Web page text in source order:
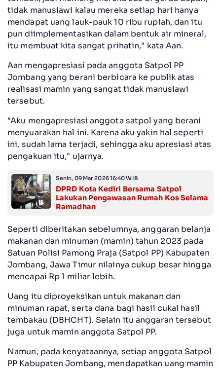
tidak manusiawi kalau mereka setiap hari hanya
mendapat uang lauk-pauk 10 ribu rupiah, dan itu
pun diimplementasikan dalam bentuk air mineral,
itu membuat kita sangat prihatin," kata Aan.
Aan mengapresiasi pada anggota Satpol PP
Jombang yang berani berbicara ke publik atas
realisasi mamin yang sangat tidak manusiawi
tersebut.
"Aku mengapresiasi anggota satpol yang berani
menyuarakan hal ini. Karena aku yakin hal seperti
ini, sudah lama terjadi, sehingga aku apresiasi atas
pengakuan itu," ujarnya.
Senin, 09 Mar 2026 16:40 WIB
DPRD Kota Kediri Bersama Satpol
Lakukan Pengawasan Rumah Kos Selama
Ramadhan
Seperti diberitakan sebelumnya, anggaran belanja
makanan dan minuman (mamin) tahun 2023 pada
Satuan Polisi Pamong Praja (Satpol PP) Kabupaten
Jombang, Jawa Timur nilainya cukup besar hingga
mencapai Rp 1 miliar lebih.
Uang itu diproyeksikan untuk makanan dan
minuman rapat, serta dana bagi hasil cukai hasil
tembakau (DBHCHT). Selain itu anggaran tersebut
juga untuk mamin anggota Satpol PP.
Namun, pada kenyataannya, setiap anggota Satpol
PP Kabupaten Jombang, mendapatkan uang mamin